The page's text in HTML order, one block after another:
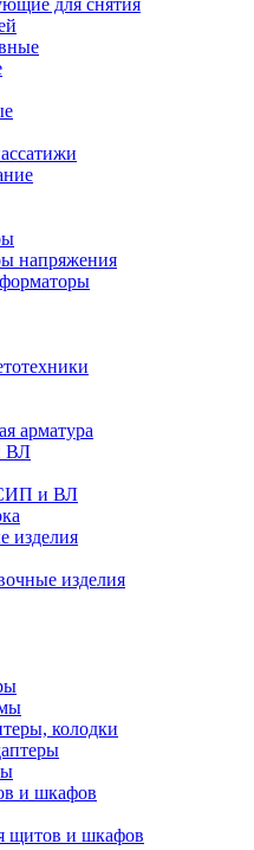
для снятия
напряжения
арматура
ВЛ
и ВЛ
изделия
изделия
колодки
и шкафов
щитов и шкафов